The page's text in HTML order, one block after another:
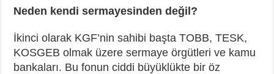
Neden kendi sermayesinden değil?
İkinci olarak KGF’nin sahibi başta TOBB, TESK,
KOSGEB olmak üzere sermaye örgütleri ve kamu
bankaları. Bu fonun ciddi büyüklükte bir öz